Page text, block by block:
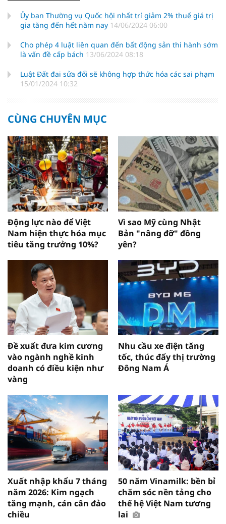
Ủy ban Thường vụ Quốc hội nhất trí giảm 2% thuế giá trị
gia tăng đến hết năm nay 14/06/2024 06:00
Cho phép 4 luật liên quan đến bất động sản thi hành sớm
là vấn đề cấp bách 13/06/2024 08:18
Luật Đất đai sửa đổi sẽ không hợp thức hóa các sai phạm
15/01/2024 10:32
CÙNG CHUYÊN MỤC
Động lực nào để Việt
Nam hiện thực hóa mục
tiêu tăng trưởng 10%?
Vì sao Mỹ cùng Nhật
Bản "nâng đỡ" đồng
yên?
Đề xuất đưa kim cương
vào ngành nghề kinh
doanh có điều kiện như
vàng
Nhu cầu xe điện tăng
tốc, thúc đẩy thị trường
Đông Nam Á
Xuất nhập khẩu 7 tháng
năm 2026: Kim ngạch
tăng mạnh, cán cân đảo
chiều
50 năm Vinamilk: bền bỉ
chăm sóc nền tảng cho
thế hệ Việt Nam tương
lai